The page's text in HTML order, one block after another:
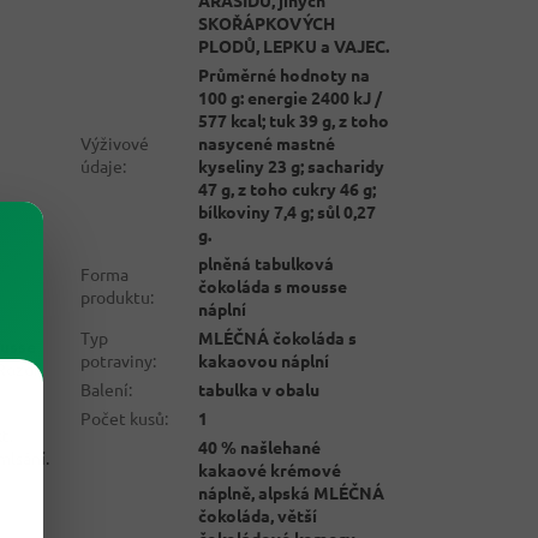
SKOŘÁPKOVÝCH
PLODŮ, LEPKU a VAJEC.
Výživové
údaje:
Průměrné hodnoty na
100 g: energie 2400 kJ /
577 kcal; tuk 39 g, z toho
nasycené mastné
kyseliny 23 g; sacharidy
47 g, z toho cukry 46 g;
bílkoviny 7,4 g; sůl 0,27
g.
Forma
produktu:
plněná tabulková
čokoláda s mousse
náplní
Typ
potraviny:
MLÉČNÁ čokoláda s
kakaovou náplní
Balení:
tabulka v obalu
Počet kusů: 1
40 % našlehané
kakaové krémové
náplně, alpská MLÉČNÁ
čokoláda, větší